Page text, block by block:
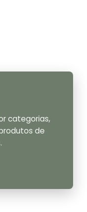
categorias,
de